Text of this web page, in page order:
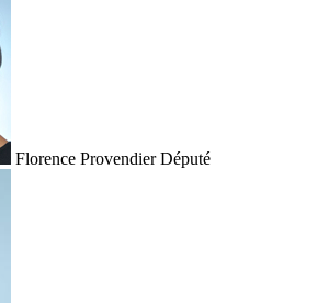
Florence Provendier Député